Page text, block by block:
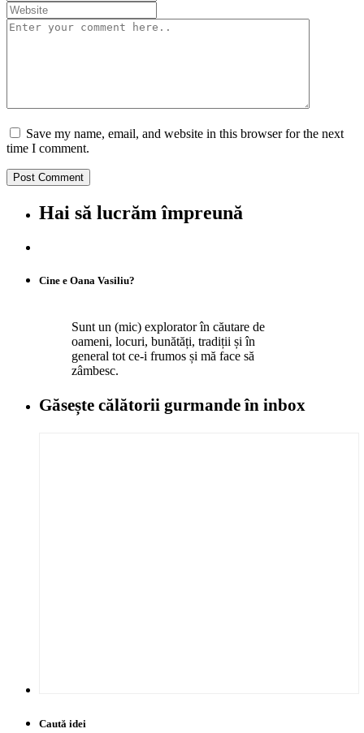
Save my name, email, and website in this browser for the next
time I comment.
Hai să lucrăm împreună
Cine e Oana Vasiliu?
Sunt un (mic) explorator în căutare de
oameni, locuri, bunătăți, tradiții și în
general tot ce-i frumos și mă face să
zâmbesc.
Găsește călătorii gurmandeîn inbox
Caută idei